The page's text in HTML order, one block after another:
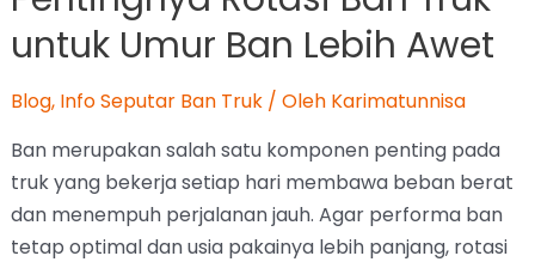
untuk Umur Ban Lebih Awet
Blog, Info Seputar Ban Truk/ Oleh Karimatunnisa
Ban merupakan salah satu komponen penting pada
truk yang bekerja setiap hari membawa beban berat
dan menempuh perjalanan jauh. Agar performa ban
tetap optimal dan usia pakainya lebih panjang, rotasi